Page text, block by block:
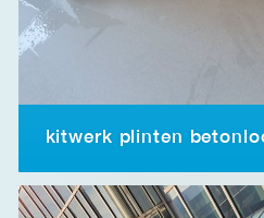
kitwerk plinten